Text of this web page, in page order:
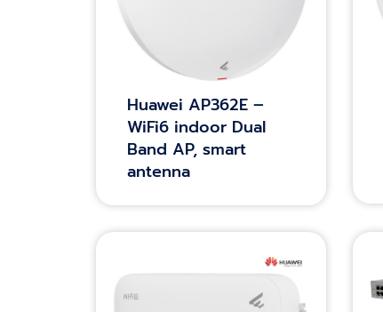
Huawei AP362E –
WiFi6 indoor Dual
Band AP, smart
antenna